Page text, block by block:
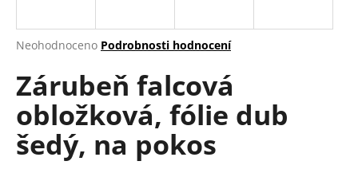
Průměrné
produktu
je
z
5
hvězdiček.
Neohodnoceno Podrobnosti hodnocení
Zárubeň falcová
obložková, fólie dub
šedý, na pokos
j
t
?